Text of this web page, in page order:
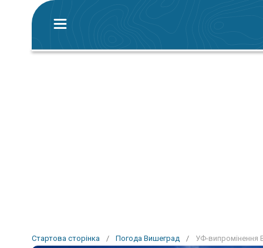
Стартова сторінка / Погода Вишеград / УФ-випромінення